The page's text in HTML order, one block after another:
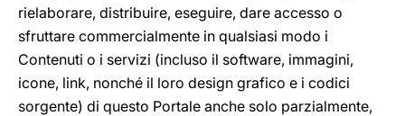
rielaborare, distribuire, eseguire, dare accesso o
sfruttare commercialmente in qualsiasi modo i
Contenuti o i servizi (incluso il software, immagini,
icone, link, nonché il loro design grafico e i codici
sorgente) di questo Portale anche solo parzialmente,